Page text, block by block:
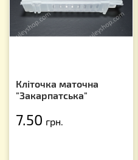
Кліточка маточна
"Закарпатська"
7.50 грн.